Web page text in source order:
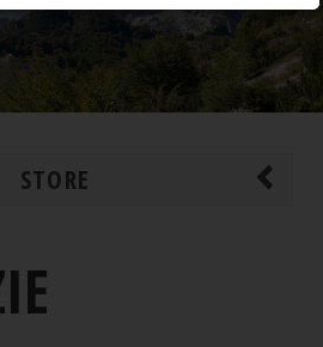
TERMICO
TERMICO
STORE